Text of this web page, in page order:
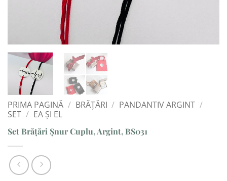
PRIMA PAGINĂ / BRĂȚĂRI / PANDANTIV ARGINT /
SET / EA ȘI EL
Set Brățări Șnur Cuplu, Argint, BS031